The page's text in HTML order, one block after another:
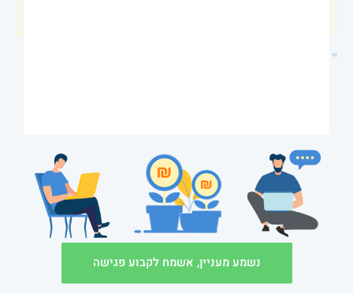
נשמע מעניין, אשמח לקבוע פגישה